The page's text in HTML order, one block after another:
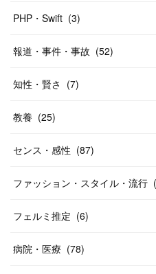
PHP・Swift (3)
報道・事件・事故 (52)
知性・賢さ (7)
教養 (25)
センス・感性 (87)
ファッション・スタイル・流行 (
フェルミ推定 (6)
病院・医療 (78)